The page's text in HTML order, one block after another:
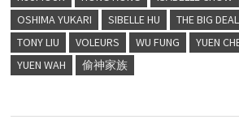
OSHIMA YUKARI
SIBELLE HU THE BIG DEAL
TONY LIU
VOLEURS WU FUNG
YUEN
YUEN WAH
偷神家族